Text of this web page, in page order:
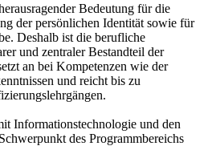
Bedeutung für die
der persönlichen Identität sowie für
Deshalb ist die berufliche
und zentraler Bestandteil der
an bei Kompetenzen wie der
und reicht bis zu
Informationstechnologie und den
des Programmbereichs